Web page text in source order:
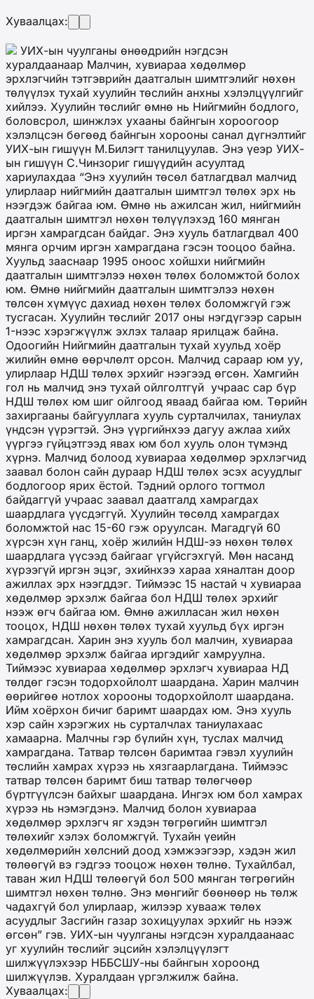
Хуваалцах:
УИХ-ын чуулганы өнөөдрийн нэгдсэн
хуралдаанаар Малчин, хувиараа хөдөлмөр
эрхлэгчийн тэтгэврийн даатгалын шимтгэлийг нөхөн
төлүүлэх тухай хуулийн төслийн анхны хэлэлцүүлгийг
хийлээ. Хуулийн төслийг өмнө нь Нийгмийн бодлого,
боловсрол, шинжлэх ухааны байнгын хороогоор
хэлэлцсэн бөгөөд байнгын хорооны санал дүгнэлтийг
УИХ-ын гишүүн М.Билэгт танилцуулав. Энэ үеэр УИХ-
ын гишүүн С.Чинзориг гишүүдийн асуултад
хариулахдаа “Энэ хуулийн төсөл батлагдвал малчид
улирлаар нийгмийн даатгалын шимтгэл төлөх эрх нь
нээгдэж байгаа юм. Өмнө нь ажилсан жил, нийгмийн
даатгалын шимтгэл нөхөн төлүүлэхэд 160 мянган
иргэн хамрагдсан байдаг. Энэ хууль батлагдвал 400
мянга орчим иргэн хамрагдана гэсэн тооцоо байна.
Хуульд зааснаар 1995 оноос хойшхи нийгмийн
даатгалын шимтгэлээ нөхөн төлөх боломжтой болох
юм. Өмнө нийгмийн даатгалын шимтгэлээ нөхөн
төлсөн хүмүүс дахиад нөхөн төлөх боломжгүй гэж
тусгасан. Хуулийн төслийг 2017 оны нэгдүгээр сарын
1-нээс хэрэгжүүлж эхлэх талаар ярилцаж байна.
Одоогийн Нийгмийн даатгалын тухай хуульд хоёр
жилийн өмнө өөрчлөлт орсон. Малчид сараар юм уу,
улирлаар НДШ төлөх эрхийг нээгээд өгсөн. Хамгийн
гол нь малчид энэ тухай ойлголтгүй учраас сар бүр
НДШ төлөх юм шиг ойлгоод яваад байгаа юм. Төрийн
захиргааны байгууллага хууль сурталчилах, таниулах
үндсэн үүрэгтэй. Энэ үүргийнхээ дагуу ажлаа хийх
үүргээ гүйцэтгээд явах юм бол хууль олон түмэнд
хүрнэ. Малчид болоод хувиараа хөдөлмөр эрхлэгчид
заавал болон сайн дураар НДШ төлөх эсэх асуудлыг
бодлогоор ярих ёстой. Тэдний орлого тогтмол
байдаггүй учраас заавал даатгалд хамрагдах
шаардлага үүсдэггүй. Хуулийн төсөлд хамрагдах
боломжтой нас 15-60 гэж оруулсан. Магадгүй 60
хүрсэн хүн ганц, хоёр жилийн НДШ-ээ нөхөн төлөх
шаардлага үүсээд байгааг үгүйсгэхгүй. Мөн насанд
хүрээгүй иргэн эцэг, эхийнхээ хараа хяналтан доор
ажиллах эрх нээгддэг. Тиймээс 15 настай ч хувиараа
хөдөлмөр эрхэлж байгаа бол НДШ төлөх эрхийг
нээж өгч байгаа юм. Өмнө ажилласан жил нөхөн
тооцох, НДШ нөхөн төлөх тухай хуульд бүх иргэн
хамрагдсан. Харин энэ хууль бол малчин, хувиараа
хөдөлмөр эрхэлж байгаа иргэдийг хамруулна.
Тиймээс хувиараа хөдөлмөр эрхлэгч хувиараа НД
төлдөг гэсэн тодорхойлолт шаардана. Харин малчин
өөрийгөө нотлох хорооны тодорхойлолт шаардана.
Ийм хоёрхон бичиг баримт шаардах юм. Энэ хууль
хэр сайн хэрэгжих нь сурталчлах таниулахаас
хамаарна. Малчны гэр бүлийн хүн, туслах малчид
хамрагдана. Татвар төлсөн баримтаа гэвэл хуулийн
төслийн хамрах хүрээ нь хязгаарлагдана. Тиймээс
татвар төлсөн баримт биш татвар төлөгчөөр
бүртгүүлсэн байхыг шаардана. Ингэх юм бол хамрах
хүрээ нь нэмэгдэнэ. Малчид болон хувиараа
хөдөлмөр эрхлэгч яг хэдэн төгрөгийн шимтгэл
төлөхийг хэлэх боломжгүй. Тухайн үеийн
хөдөлмөрийн хөлсний доод хэмжээгээр, хэдэн жил
төлөөгүй вэ гэдгээ тооцож нөхөн төлнө. Тухайлбал,
таван жил НДШ төлөөгүй бол 500 мянган төгрөгийн
шимтгэл нөхөн төлнө. Энэ мөнгийг бөөнөөр нь төлж
чадахгүй бол улирлаар, жилээр хувааж төлөх
асуудлыг Засгийн газар зохицуулах эрхийг нь нээж
өгсөн” гэв. УИХ-ын чуулганы нэгдсэн хуралдаанаас
уг хуулийн төслийг эцсийн хэлэлцүүлэгт
шилжүүлэхээр НББСШУ-ны байнгын хороонд
шилжүүлэв. Хуралдаан үргэлжилж байна.
Хуваалцах: